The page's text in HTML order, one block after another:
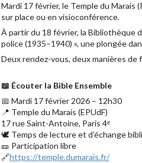
Mardi 17 février, le Temple du Marais
sur place ou en visioconférence.
À partir du 18 février, la Bibliothèque
police (1935–1940) », une plongée
Deux rendez-vous, deux manières de
📖 Écouter la Bible Ensemble
📅 Mardi 17 février 2026 – 12h30
📍 Temple du Marais (EPUdF)
17 rue Saint-Antoine, Paris 4ᵉ
🕊 Temps de lecture et d’échange
🎫 Participation libre
🔗https://temple.dumarais.fr/